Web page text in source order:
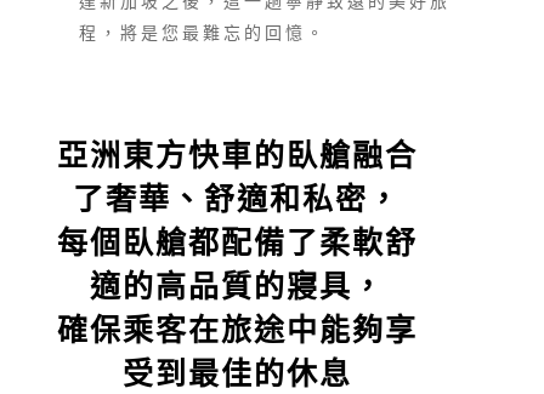
程，將是您最難忘的回憶。
亞洲東方快車的臥艙融合
了奢華、舒適和私密，
每個臥艙都配備了柔軟舒
適的高品質的寢具，
確保乘客在旅途中能夠享
受到最佳的休息